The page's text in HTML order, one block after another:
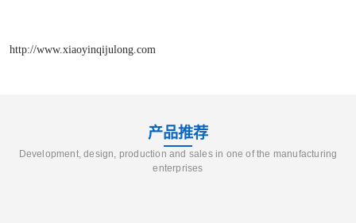
http://www.xiaoyinqijulong.com
产品推荐
Development, design, production and sales in one of the manufacturing
enterprises